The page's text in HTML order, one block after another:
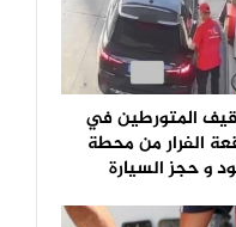
المتورطين في
الفرار من محطة
و حجز السيارة